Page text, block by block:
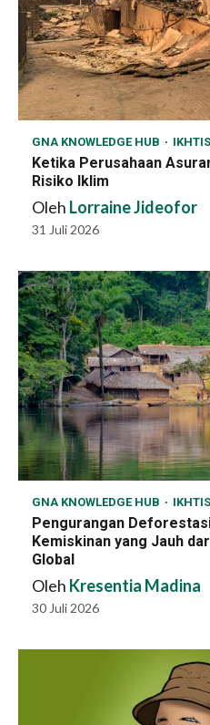
GNA KNOWLEDGE HUB
Ketika Perusahaan
Risiko Iklim
Oleh Lorraine Jideofor
31 Juli 2026
GNA KNOWLEDGE HUB
Pengurangan
Kemiskinan yang Jauh
Global
Oleh Kresentia Madina
30 Juli 2026